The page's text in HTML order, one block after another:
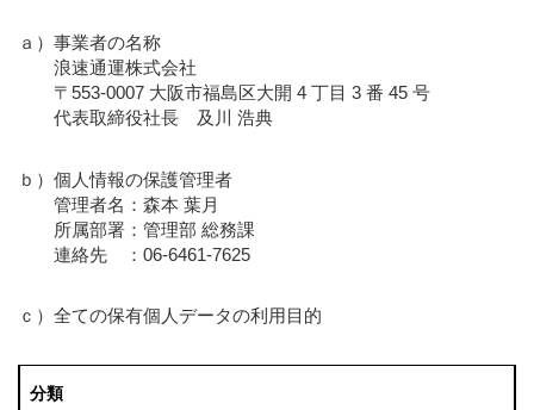
ａ）事業者の名称
浪速通運株式会社
〒553-0007 大阪市福島区大開 4 丁目 3 番 45 号
代表取締役社長 及川 浩典
ｂ）個人情報の保護管理者
管理者名：森本 葉月
所属部署：管理部 総務課
連絡先 ：06-6461-7625
ｃ）全ての保有個人データの利用目的
分類